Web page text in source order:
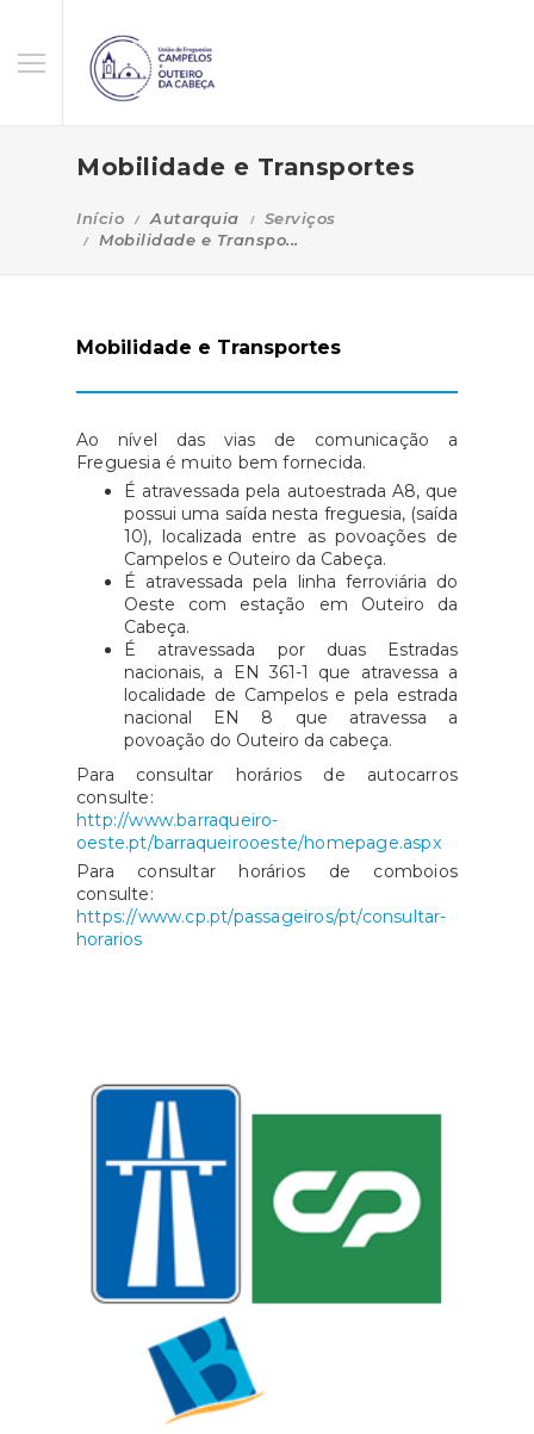
Mobilidade e Transportes
Início Autarquia
Serviços
Mobilidade e Transpo...
Mobilidade e Transportes
Ao nível das vias de comunicação a
Freguesia é muito bem fornecida.
É atravessada pela autoestrada A8, que
possui uma saída nesta freguesia, (saída
10), localizada entre as povoações de
Campelos e Outeiro da Cabeça.
É atravessada pela linha ferroviária do
Oeste com estação em Outeiro da
Cabeça.
É atravessada por duas Estradas
nacionais, a EN 361-1 que atravessa a
localidade de Campelos e pela estrada
nacional EN 8 que atravessa a
povoação do Outeiro da cabeça.
Para consultar horários de autocarros
consulte:
http://www.barraqueiro-
oeste.pt/barraqueirooeste/homepage.aspx
Para consultar horários de comboios
consulte:
https://www.cp.pt/passageiros/pt/consultar-
horarios